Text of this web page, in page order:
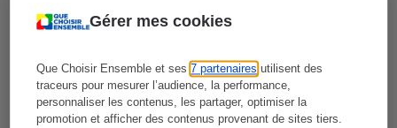
Gérer mes cookies
Que Choisir Ensemble et ses7 partenaires utilisent des
traceurs pour mesurer l’audience, la performance,
personnaliser les contenus, les partager, optimiser la
promotion et afficher des contenus provenant de sites tiers.